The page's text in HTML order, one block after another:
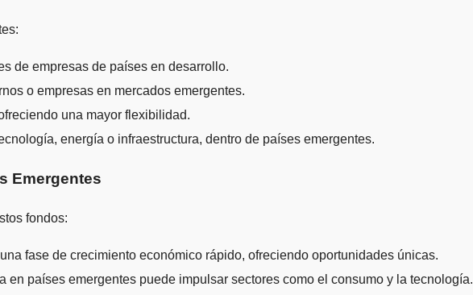
de empresas de países en desarrollo.
o empresas en mercados emergentes.
una mayor flexibilidad.
energía o infraestructura, dentro de países emergentes.
Emergentes
fondos:
fase de crecimiento económico rápido, ofreciendo oportunidades únicas.
en países emergentes puede impulsar sectores como el consumo y la tecnología.